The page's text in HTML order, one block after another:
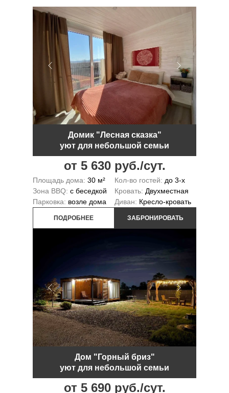
Домик "Лесная сказка"
уют для небольшой семьи
от 5 630 руб./сут.
Площадь дома: 30 м²
Зона BBQ: с беседкой
Парковка: возле дома
Кол-во гостей: до 3-х
Кровать: Двухместная
Диван: Кресло-кровать
ПОДРОБНЕЕ ЗАБРОНИРОВАТЬ
Дом "Горный бриз"
уют для небольшой семьи
от 5 690 руб./сут.